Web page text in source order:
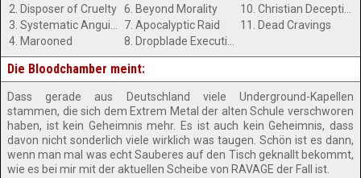
2. Disposer of Cruelty
4. Marooned
6. Beyond Morality
7. Apocalyptic Raid
11. Dead Cravings
Die Bloodchamber meint:
Dass gerade aus Deutschland viele Underground-Kapellen
stammen, die sich dem Extrem Metal der alten Schule verschworen
haben, ist kein Geheimnis mehr. Es ist auch kein Geheimnis, dass
davon nicht sonderlich viele wirklich was taugen. Schön ist es dann,
wenn man mal was echt Sauberes auf den Tisch geknallt bekommt,
wie es bei mir mit der aktuellen Scheibe von RAVAGE der Fall ist.